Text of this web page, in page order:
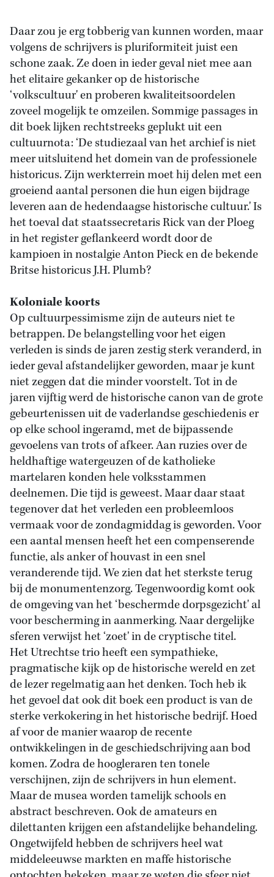
Daar zou je erg tobberig van kunnen worden, maar
volgens de schrijvers is pluriformiteit juist een
schone zaak. Ze doen in ieder geval niet mee aan
het elitaire gekanker op de historische
‘volkscultuur' en proberen kwaliteitsoordelen
zoveel mogelijk te omzeilen. Sommige passages in
dit boek lijken rechtstreeks geplukt uit een
cultuurnota: ‘De studiezaal van het archief is niet
meer uitsluitend het domein van de professionele
historicus. Zijn werkterrein moet hij delen met een
groeiend aantal personen die hun eigen bijdrage
leveren aan de hedendaagse historische cultuur.' Is
het toeval dat staatssecretaris Rick van der Ploeg
in het register geflankeerd wordt door de
kampioen in nostalgie Anton Pieck en de bekende
Britse historicus J.H. Plumb?
Koloniale koorts
Op cultuurpessimisme zijn de auteurs niet te
betrappen. De belangstelling voor het eigen
verleden is sinds de jaren zestig sterk veranderd, in
ieder geval afstandelijker geworden, maar je kunt
niet zeggen dat die minder voorstelt. Tot in de
jaren vijftig werd de historische canon van de grote
gebeurtenissen uit de vaderlandse geschiedenis er
op elke school ingeramd, met de bijpassende
gevoelens van trots of afkeer. Aan ruzies over de
heldhaftige watergeuzen of de katholieke
martelaren konden hele volksstammen
deelnemen. Die tijd is geweest. Maar daar staat
tegenover dat het verleden een probleemloos
vermaak voor de zondagmiddag is geworden. Voor
een aantal mensen heeft het een compenserende
functie, als anker of houvast in een snel
veranderende tijd. We zien dat het sterkste terug
bij de monumentenzorg. Tegenwoordig komt ook
de omgeving van het ‘beschermde dorpsgezicht' al
voor bescherming in aanmerking. Naar dergelijke
sferen verwijst het ‘zoet' in de cryptische titel.
Het Utrechtse trio heeft een sympathieke,
pragmatische kijk op de historische wereld en zet
de lezer regelmatig aan het denken. Toch heb ik
het gevoel dat ook dit boek een product is van de
sterke verkokering in het historische bedrijf. Hoed
af voor de manier waarop de recente
ontwikkelingen in de geschiedschrijving aan bod
komen. Zodra de hoogleraren ten tonele
verschijnen, zijn de schrijvers in hun element.
Maar de musea worden tamelijk schools en
abstract beschreven. Ook de amateurs en
dilettanten krijgen een afstandelijke behandeling.
Ongetwijfeld hebben de schrijvers heel wat
middeleeuwse markten en maffe historische